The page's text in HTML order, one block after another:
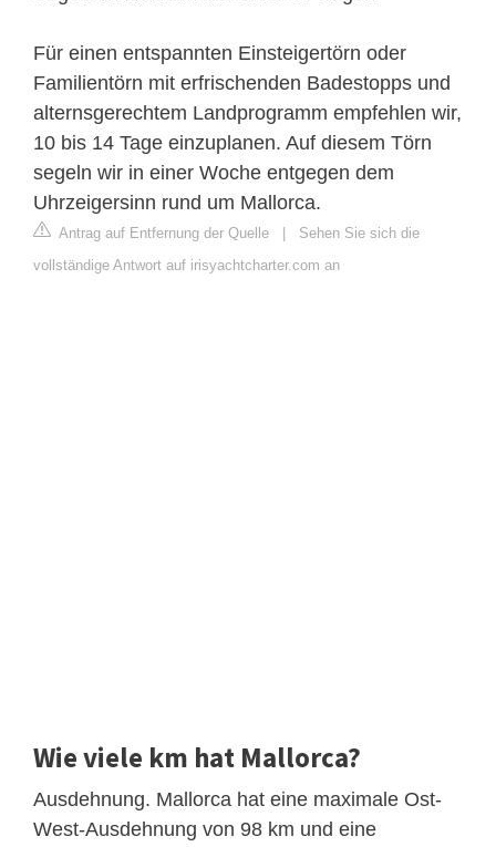
Für einen entspannten Einsteigertörn oder
Familientörn mit erfrischenden Badestopps und
alternsgerechtem Landprogramm empfehlen wir,
10 bis 14 Tage einzuplanen. Auf diesem Törn
segeln wir in einer Woche entgegen dem
Uhrzeigersinn rund um Mallorca.
Antrag auf Entfernung der Quelle
Sehen Sie sich die
vollständige Antwort auf irisyachtcharter.com an
Wie viele km hat Mallorca?
Ausdehnung. Mallorca hat eine maximale Ost-
West-Ausdehnung von 98 km und eine